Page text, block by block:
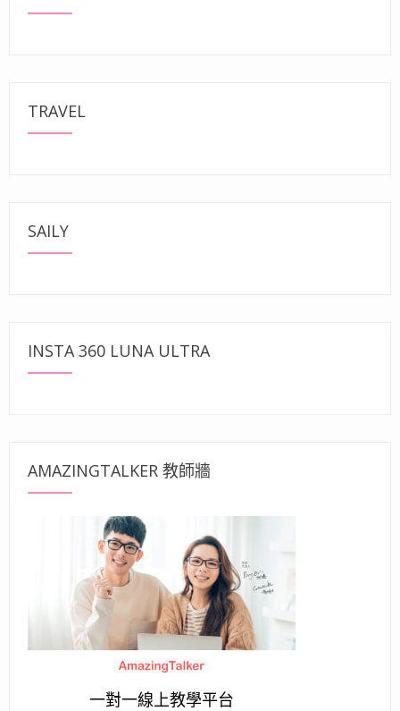
TRAVEL
SAILY
INSTA 360 LUNA ULTRA
AMAZINGTALKER 教師牆
一對一線上教學平台